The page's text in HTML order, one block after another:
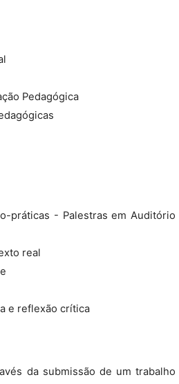
Pedagógica
práticas - Palestras em Auditório
real
e reflexão crítica
da submissão de um trabalho